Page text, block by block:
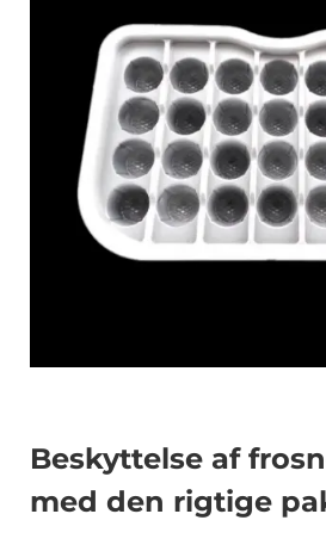
Beskyttelse af
med den rigtige